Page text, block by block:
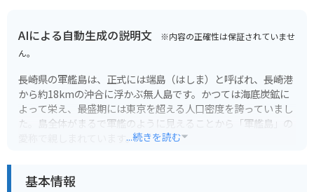
AIによる自動生成の説明文 ※内容の正確性は保証されていませ
ん。
長崎県の軍艦島は、正式には端島（はしま）と呼ばれ、長崎港
から約18kmの沖合に浮かぶ無人島です。かつては海底炭鉱に
よって栄え、最盛期には東京を超える人口密度を誇っていまし
た。島全体がまるで軍艦のように見えることから「軍艦島」の
愛称で親しまれています。
島の歴史や建物の説明をしてくれるので、当時の生活を垣間見
...続きを読む
基本情報